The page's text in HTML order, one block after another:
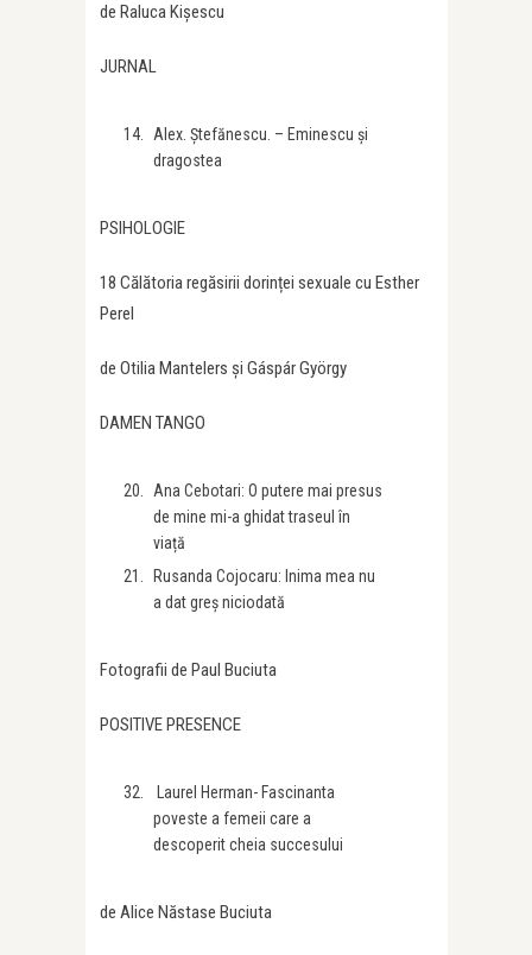
de Raluca Kișescu
JURNAL
Alex. Ștefănescu. – Eminescu și
dragostea
PSIHOLOGIE
18 Călătoria regăsirii dorinței sexuale cu Esther
Perel
de Otilia Mantelers și Gáspár György
DAMEN TANGO
Ana Cebotari: O putere mai presus
de mine mi-a ghidat traseul în
viață
Rusanda Cojocaru: Inima mea nu
a dat greș niciodată
Fotografii de Paul Buciuta
POSITIVE PRESENCE
Laurel Herman- Fascinanta
poveste a femeii care a
descoperit cheia succesului
de Alice Năstase Buciuta